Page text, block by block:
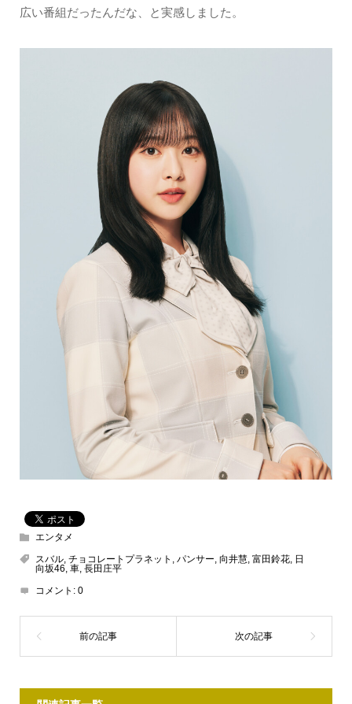
広い番組だったんだな、と実感しました。
エンタメ
スバル, チョコレートプラネット , パンサー, 向井慧, 富田鈴花, 日
向坂46, 車, 長田庄平
コメント: 0